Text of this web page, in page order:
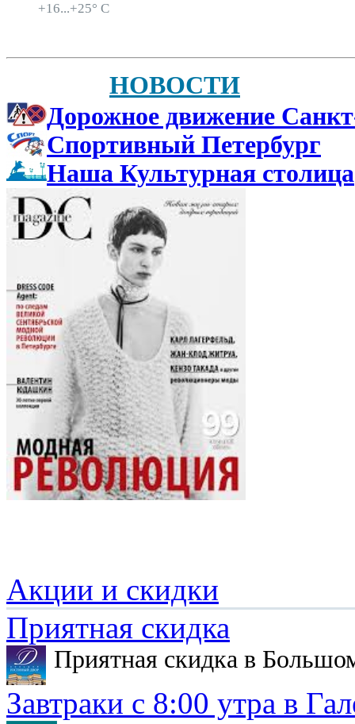
+16...+25° C
НОВОСТИ
Дорожное движение
Спортивный Петербург
Наша Культурная столица
Акции и скидки
Приятная скидка
Приятная скидка в
Завтраки с 8:00 утра в